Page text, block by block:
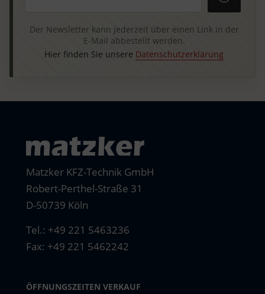
Der Newsletter kann jederzeit über einen Link in der
E-Mail abbestellt werden.
Hier finden Sie unsere Datenschutzerklärung
Matzker KFZ-Technik GmbH
Robert-Perthel-Straße 31
D-50739 Köln
Tel.: +49 221 5463236
Fax: +49 221 5462242
ÖFFNUNGSZEITEN VERKAUF